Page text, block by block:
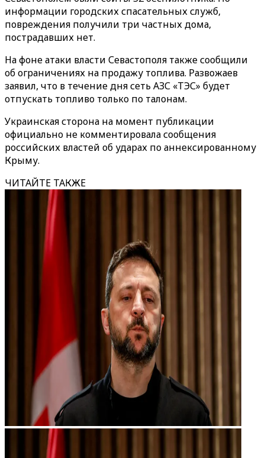
информации городских спасательных служб,
повреждения получили три частных дома,
пострадавших нет.
На фоне атаки власти Севастополя также сообщили
об ограничениях на продажу топлива. Развожаев
заявил, что в течение дня сеть АЗС «ТЭС» будет
отпускать топливо только по талонам.
Украинская сторона на момент публикации
официально не комментировала сообщения
российских властей об ударах поаннексированному
Крыму.
ЧИТАЙТЕ ТАКЖЕ